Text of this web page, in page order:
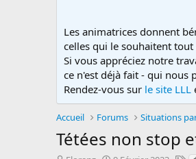
Les animatrices donnent
celles qui le souhaitent
Si vous appréciez notre
ce n'est déjà fait - qui
Rendez-vous sur le site LLL
Accueil Forums Situations
Tétées non stop